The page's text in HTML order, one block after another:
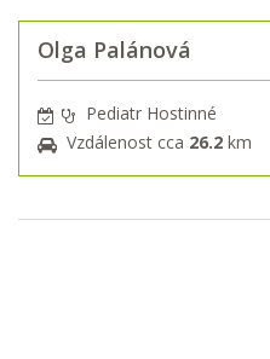
Olga Palánová
Pediatr Hostinné
Vzdálenost cca 26.2 km